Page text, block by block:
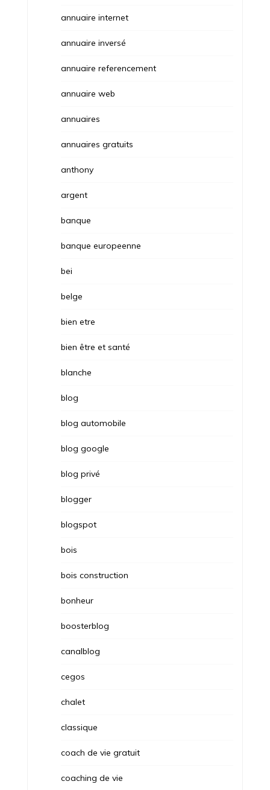
annuaire internet
annuaire inversé
annuaire referencement
annuaire web
annuaires
annuaires gratuits
anthony
argent
banque
banque europeenne
bei
belge
bien etre
bien être et santé
blanche
blog
blog automobile
blog google
blog privé
blogger
blogspot
bois
bois construction
bonheur
boosterblog
canalblog
cegos
chalet
classique
coach de vie gratuit
coaching de vie